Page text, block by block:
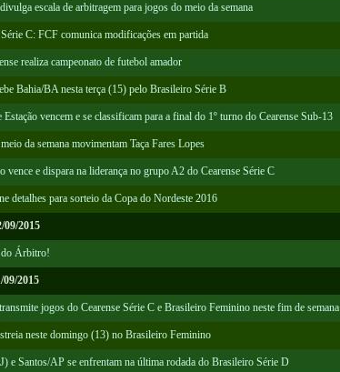
escala de arbitragem para jogos do meio da semana
C: FCF comunica modificações em partida
realiza campeonato de futebol amador
Bahia/BA nesta terça (15) pelo Brasileiro Série B
Estação vencem e se classificam para a final do 1º turno do Cearense Sub-13
da semana movimentam Taça Fares Lopes
vence e dispara na liderança no grupo A2 do Cearense Série C
detalhes para sorteio da Copa do Nordeste 2016
09/2015
Árbitro!
09/2015
jogos do Cearense Série C e Brasileiro Feminino neste fim de semana
neste domingo (13) no Brasileiro Feminino
e Santos/AP se enfrentam na última rodada do Brasileiro Série D